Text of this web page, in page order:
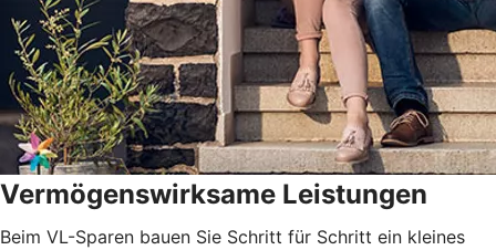
Vermögenswirksame Leistungen
Beim VL-Sparen bauen Sie Schritt für Schritt ein kleines